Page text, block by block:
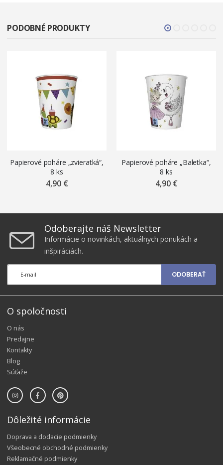
PODOBNÉ PRODUKTY
Papierové poháre „zvieratká“,
8 ks
4,90 €
Papierové poháre „Baletka“,
8 ks
4,90 €
Odoberajte náš Newsletter
Informácie o novinkách, aktuálnych ponukách a
inšpiráciách.
ODOBERAŤ
O spoločnosti
O nás
Predajne
Kontakty
Blog
Súťaže
Dôležité informácie
Doprava a dodacie podmienky
Všeobecné obchodné podmienky
Reklamačné podmienky